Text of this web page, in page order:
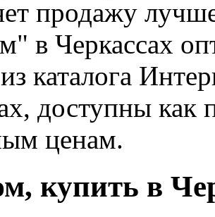
продажу
в Черкассах
каталога
доступны как
ценам.
купить в